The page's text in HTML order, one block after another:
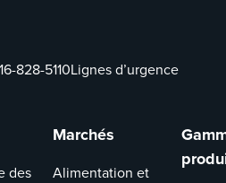
828-5110Lignes d’urgence
des
Marchés
Alimentation et